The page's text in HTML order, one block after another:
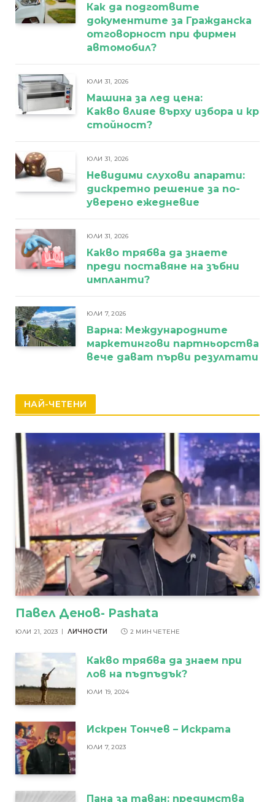
Как да подготвите
документите за Гражданска
отговорност при фирмен
автомобил?
ЮЛИ 31, 2026
Машина за лед цена:
Kакво влияе върху избора и
стойност?
ЮЛИ 31, 2026
Невидими слухови апарати:
дискретно решение за по-
уверено ежедневие
ЮЛИ 31, 2026
Какво трябва да знаете
преди поставяне на зъбни
импланти?
ЮЛИ 7, 2026
Варна: Международните
маркетингови партньорства
вече дават първи резултати
НАЙ-ЧЕТЕНИ
Павел Денов- Pashata
ЮЛИ 21, 2023 ЛИЧНОСТИ 2 МИН ЧЕТЕНЕ
Какво трябва да знаем при
лов на пъдпъдък?
ЮЛИ 19, 2024
Искрен Тончев – Искрата
ЮЛИ 7, 2023
Пана за таван: предимства